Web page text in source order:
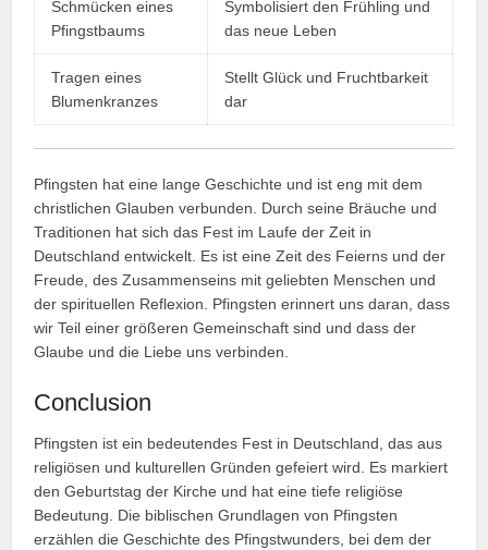
Schmücken eines
Pfingstbaums
Symbolisiert den Frühling und
das neue Leben
Tragen eines
Blumenkranzes
Stellt Glück und Fruchtbarkeit
dar
Pfingsten hat eine lange Geschichte und ist eng mit dem
christlichen Glauben verbunden. Durch seine Bräuche und
Traditionen hat sich das Fest im Laufe der Zeit in
Deutschland entwickelt. Es ist eine Zeit des Feierns und der
Freude, des Zusammenseins mit geliebten Menschen und
der spirituellen Reflexion. Pfingsten erinnert uns daran, dass
wir Teil einer größeren Gemeinschaft sind und dass der
Glaube und die Liebe uns verbinden.
Conclusion
Pfingsten ist ein bedeutendes Fest in Deutschland, das aus
religiösen und kulturellen Gründen gefeiert wird. Es markiert
den Geburtstag der Kirche und hat eine tiefe religiöse
Bedeutung. Die biblischen Grundlagen von Pfingsten
erzählen die Geschichte des Pfingstwunders, bei dem der